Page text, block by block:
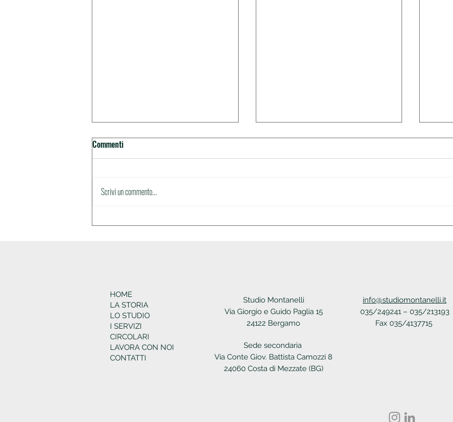
Commenti
Scrivi un commento...
HOME
LA STORIA
LO STUDIO
I SERVIZI
CIRCOLARI
LAVORA CON NOI
CONTATTI
Studio Montanelli
Via Giorgio e Guido Paglia 15
24122 Bergamo
Sede secondaria
Via Conte Giov. Battista Camozzi 8
24060 Costa di Mezzate (BG)
info@studiomontanelli.it
035/249241 – 035/213193
Fax 035/4137715